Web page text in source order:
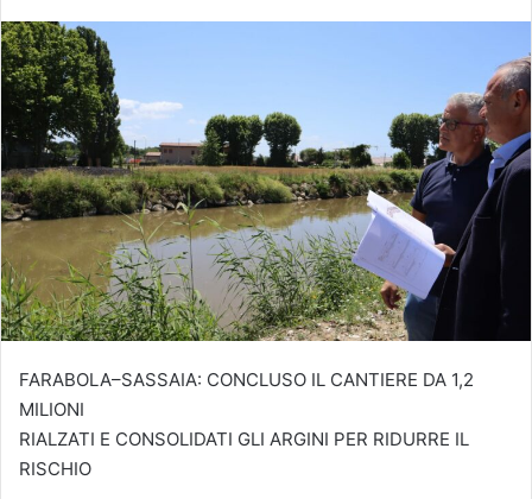
FARABOLA–SASSAIA: CONCLUSO IL CANTIERE DA 1,2
MILIONI
RIALZATI E CONSOLIDATI GLI ARGINI PER RIDURRE IL
RISCHIO